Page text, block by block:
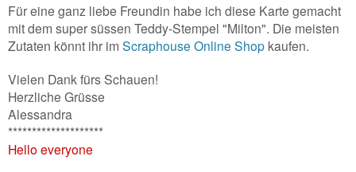
Für eine ganz liebe Freundin habe ich diese Karte gemacht
mit dem super süssen Teddy-Stempel "Milton". Die meisten
Zutaten könnt ihr im Scraphouse Online Shop kaufen.
Vielen Dank fürs Schauen!
Herzliche Grüsse
Alessandra
********************
Hello everyone